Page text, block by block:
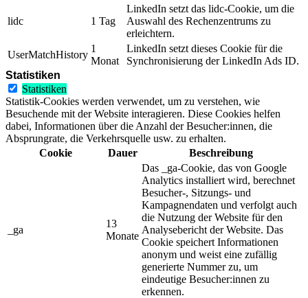
lidc 1 Tag
LinkedIn setzt das lidc-Cookie, um die
Auswahl des Rechenzentrums zu
erleichtern.
UserMatchHistory
1
Monat
LinkedIn setzt dieses Cookie für die
Synchronisierung der LinkedIn Ads ID.
Statistiken
Statistiken
Statistik-Cookies werden verwendet, um zu verstehen, wie
Besuchende mit der Website interagieren. Diese Cookies helfen
dabei, Informationen über die Anzahl der Besucher:innen, die
Absprungrate, die Verkehrsquelle usw. zu erhalten.
Cookie
Dauer Beschreibung
_ga
13
Monate
Das _ga-Cookie, das von Google
Analytics installiert wird, berechnet
Besucher-, Sitzungs- und
Kampagnendaten und verfolgt auch
die Nutzung der Website für den
Analysebericht der Website. Das
Cookie speichert Informationen
anonym und weist eine zufällig
generierte Nummer zu, um
eindeutige Besucher:innen zu
erkennen.